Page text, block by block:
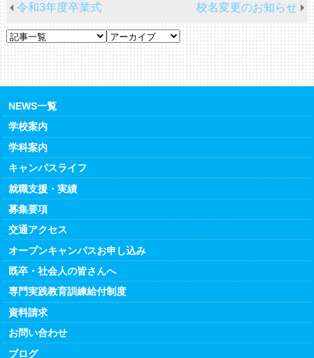
令和3年度卒業式 校名変更のお知らせ
NEWS一覧
学校案内
学科案内
キャンパスライフ
就職支援・実績
募集要項
交通アクセス
オープンキャンパスお申し込み
既卒・社会人の皆さんへ
専門実践教育訓練給付制度
資料請求
お問い合わせ
ブログ